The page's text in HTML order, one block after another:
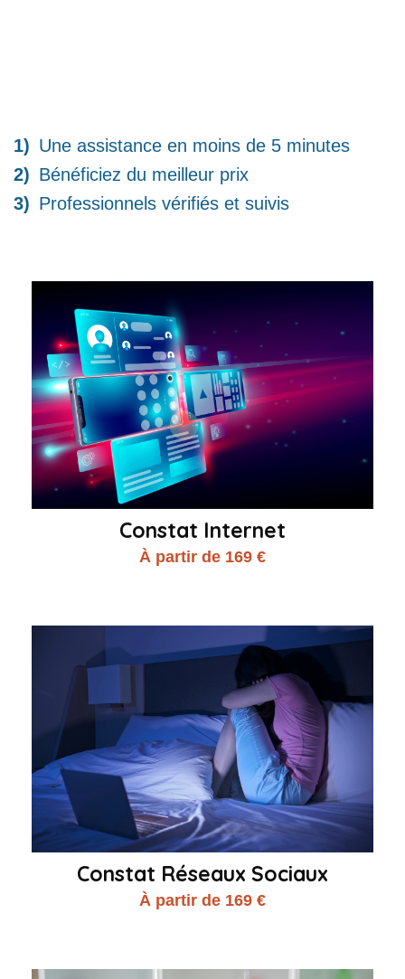
Une assistance en moins de 5 minutes
Bénéficiez du meilleur prix
Professionnels vérifiés et suivis
Constat Internet
À partir de 169 €
Constat Réseaux Sociaux
À partir de 169 €